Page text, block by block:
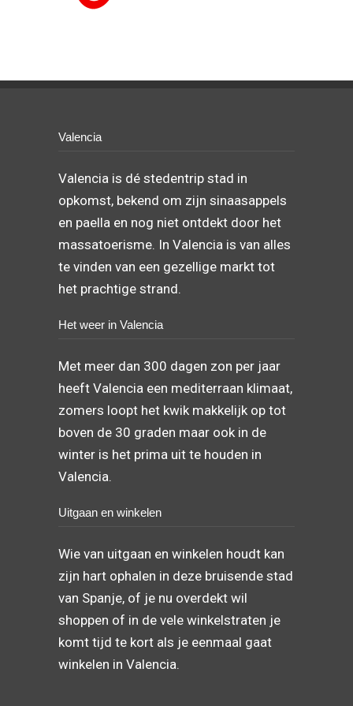
Valencia
Valencia is dé stedentrip stad in
opkomst, bekend om zijn sinaasappels
en paella en nog niet ontdekt door het
massatoerisme. In Valencia is van alles
te vinden van een gezellige markt tot
het prachtige strand.
Het weer in Valencia
Met meer dan 300 dagen zon per jaar
heeft Valencia een mediterraan klimaat,
zomers loopt het kwik makkelijk op tot
boven de 30 graden maar ook in de
winter is het prima uit te houden in
Valencia.
Uitgaan en winkelen
Wie van uitgaan en winkelen houdt kan
zijn hart ophalen in deze bruisende stad
van Spanje, of je nu overdekt wil
shoppen of in de vele winkelstraten je
komt tijd te kort als je eenmaal gaat
winkelen in Valencia.